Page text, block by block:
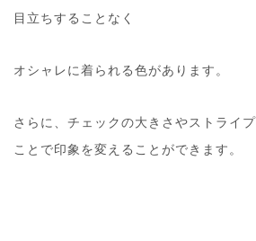
目立ちすることなく
オシャレに着られる色があります。
さらに、チェックの大きさやストライ
ことで印象を変えることができます。